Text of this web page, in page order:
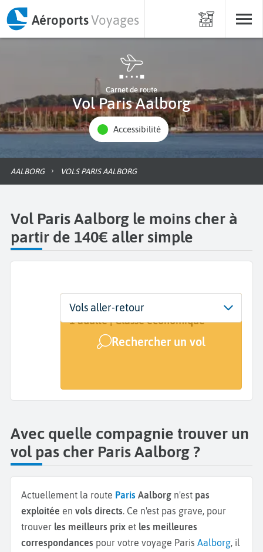
AéroportsVoyages
Carnet de route
Vol Paris Aalborg
Accessibilité
AALBORG VOLS PARIS AALBORG
Vol Paris Aalborg le moins cher à
partir de 140€ aller simple
Départ
Paris (PAR)
Dates
Dates de votre voyage
Voyageurs | Classe
1 adulte | Classe économique
Rechercher un vol
Vols aller-retour
Avec quelle compagnie trouver un
vol pas cher Paris Aalborg ?
Actuellement la route Paris Aalborg n'est pas
exploitée en vols directs. Ce n'est pas grave, pour
trouver les meilleurs prix et les meilleures
correspondances pour votre voyage Paris Aalborg, il